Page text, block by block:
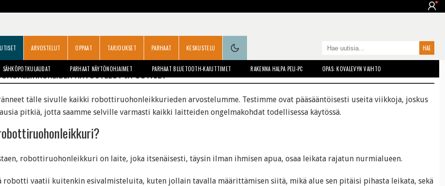
ARVOSTELUT OPPAAT TARJOUKSET PARHAAT KESKUSTELU
SÄHKÖPOTKULAUDAT PARHAAT NÄYTÖNOHJAIMET PARHAAT BLUETOOTH-KAIUTTIMET RAKENNA HALPA PELI-PC OPAS: KOVALEVYN VAIHTO
ARVOSTELUT JA UUTISET
tälle sivulle kaikki robottiruohonleikkurieden arvostelumme. Testimme ovat pääsääntöisesti useita viikkoja, joskus
pitkiä, jotta saamme selville varmasti kaikki laitteiden ongelmakohdat todellisessa käytössä.
robottiruohonleikkuri on laite, joka itsenäisesti, täysin ilman ihmisen apua, osaa leikata rajatun nurmialueen.
robotti vaatii kuitenkin esivalmisteluita, kuten jollain tavalla määrittämisen siitä, mikä alue sen pitäisi pihasta leikata, sekä